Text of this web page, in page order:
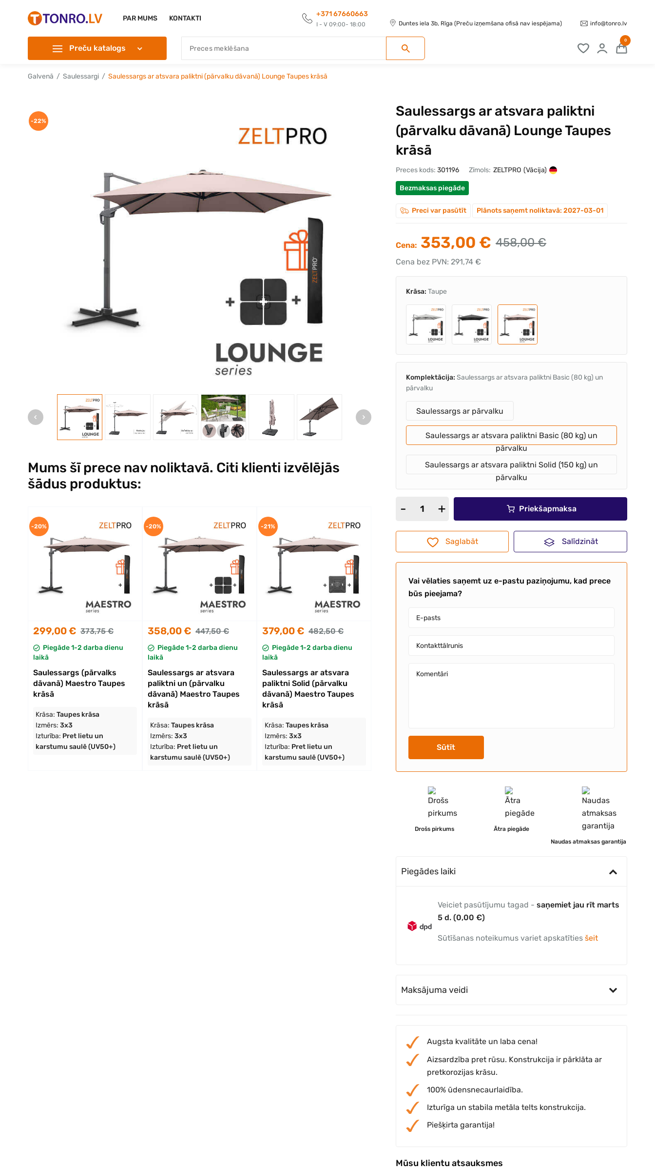
PAR MUMS KONTAKTI
+371 67660663
I - V 09:00- 18:00 Duntes iela 3b, Rīga (Preču izņemšana ofisā nav iespējama) info@tonro.lv
Preču katalogs
0
Galvenā Saulessargi Saulessargs ar atsvara paliktni (pārvalku dāvanā) Lounge Taupes krāsā
-22%
Mums šī prece nav noliktavā. Citi klienti izvēlējās
šādus produktus:
299,00 € 373,75 €
Piegāde 1-2 darba dienu
laikā
Saulessargs (pārvalks
dāvanā) Maestro Taupes
krāsā
Krāsa: Taupes krāsa
Izmērs: 3x3
Izturība: Pret lietu un
karstumu saulē (UV50+)
-20%
358,00 € 447,50 €
Piegāde 1-2 darba dienu
laikā
Saulessargs ar atsvara
paliktni un (pārvalku
dāvanā) Maestro Taupes
krāsā
Krāsa: Taupes krāsa
Izmērs: 3x3
Izturība: Pret lietu un
karstumu saulē (UV50+)
-20%
379,00 € 482,50 €
Piegāde 1-2 darba dienu
laikā
Saulessargs ar atsvara
paliktni Solid (pārvalku
dāvanā) Maestro Taupes
krāsā
Krāsa: Taupes krāsa
Izmērs: 3x3
Izturība: Pret lietu un
karstumu saulē (UV50+)
-21%
Saulessargs ar atsvara paliktni
(pārvalku dāvanā) Lounge Taupes
krāsā
Preces kods: 301196 Zīmols: ZELTPRO (Vācija)
Bezmaksas piegāde
Preci var pasūtīt Plānots saņemt noliktavā: 2027-03-01
Cena: 353,00 € 458,00 €
Cena bez PVN: 291,74 €
Krāsa: Taupe
Komplektācija: Saulessargs ar atsvara paliktni Basic (80 kg) un
pārvalku
Saulessargs ar pārvalku
Saulessargs ar atsvara paliktni Basic (80 kg) un
pārvalku
Saulessargs ar atsvara paliktni Solid (150 kg) un
pārvalku
Priekšapmaksa
Saglabāt Salīdzināt
Vai vēlaties saņemt uz e-pastu paziņojumu, kad prece
būs pieejama?
Sūtīt
Drošs pirkums
Ātra piegāde
Naudas atmaksas garantija
Piegādes laiki
Veiciet pasūtījumu tagad -saņemiet jau rīt marts
5 d. (0,00 €)
Sūtīšanas noteikumus variet apskatītiesšeit
Maksājuma veidi
Augsta kvalitāte un laba cena!
Aizsardzība pret rūsu. Konstrukcija ir pārklāta ar
pretkorozijas krāsu.
100% ūdensnecaurlaidība.
Izturīga un stabila metāla telts konstrukcija.
Piešķirta garantija!
Mūsu klientu atsauksmes